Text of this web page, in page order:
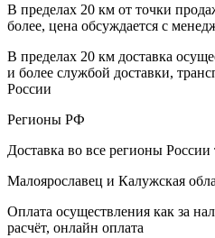
В пределах 20 км от точки
более, цена обсуждается с
В пределах 20 км доставка
и более службой доставки,
России
Регионы РФ
Доставка во все регионы
Малоярославец и Калужская
Оплата осуществления как за
расчёт, онлайн оплата